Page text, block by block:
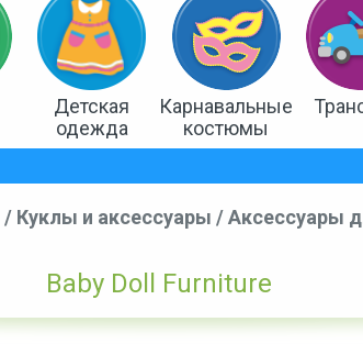
Детская
одежда
Карнавальные
костюмы
/ Куклы и аксессуары /Аксессуары
Baby Doll Furniture